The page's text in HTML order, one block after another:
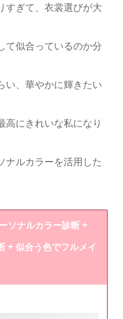
すぎて、衣裳選びが大
て似合っているのか分
い、華やかに輝きたい
高にきれいな私になり
ナルカラーを活用した
ソナルカラー診断 +
+ 似合う色でフルメイ